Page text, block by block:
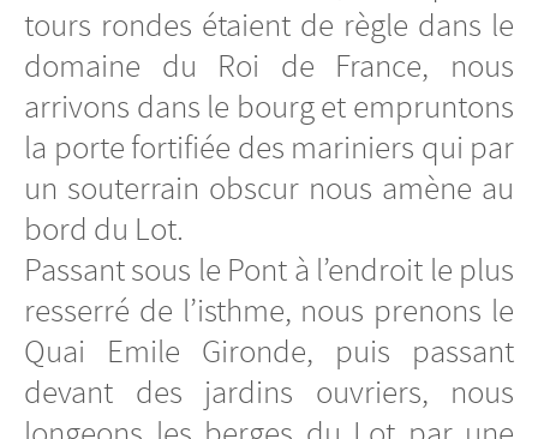
tours rondes étaient de règle dans le
domaine du Roi de France, nous
arrivons dans le bourg et empruntons
la porte fortifiée des mariniers qui par
un souterrain obscur nous amène au
bord du Lot.
Passant sous le Pont à l’endroit le plus
resserré de l’isthme, nous prenons le
Quai Emile Gironde, puis passant
devant des jardins ouvriers, nous